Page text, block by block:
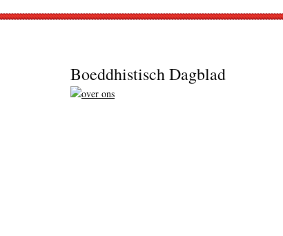
Boeddhistisch Dagblad